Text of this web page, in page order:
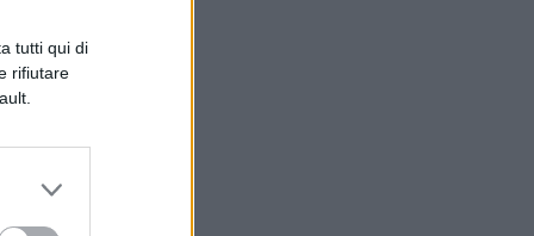
tutti qui di
rifiutare